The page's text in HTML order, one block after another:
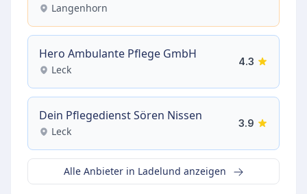
Langenhorn
Hero Ambulante Pflege GmbH
Leck
4.3
Dein Pflegedienst Sören Nissen
Leck
3.9
Alle Anbieter in Ladelund anzeigen